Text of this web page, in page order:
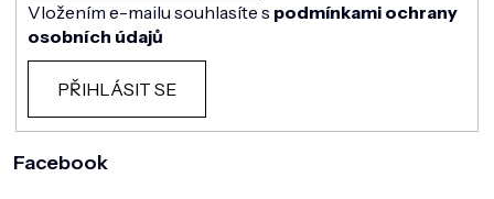
Vložením e-mailu souhlasíte s podmínkami ochrany
osobních údajů
PŘIHLÁSIT SE
Facebook